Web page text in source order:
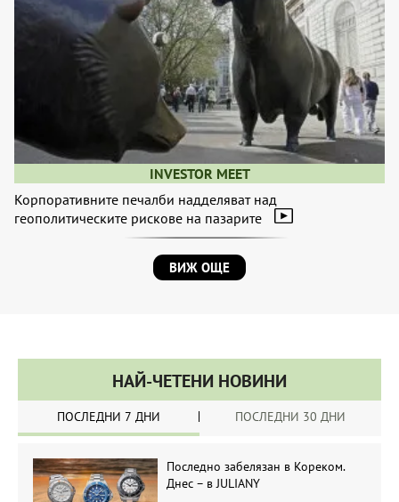
INVESTOR MEET
Корпоративните печалби надделяват над
геополитическите рискове на пазарите
ВИЖ ОЩЕ
НАЙ-ЧЕТЕНИ НОВИНИ
ПОСЛЕДНИ 7 ДНИ ПОСЛЕДНИ 30 ДНИ
Последно забелязан в Кореком.
Днес – в JULIANY